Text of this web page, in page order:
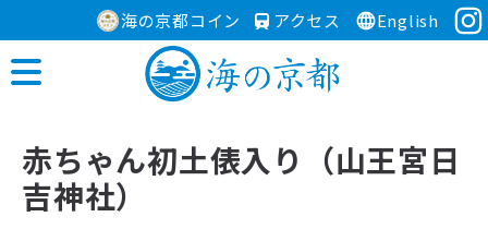
海の京都コイン アクセス English
赤ちゃん初土俵入り（山王宮日
吉神社）